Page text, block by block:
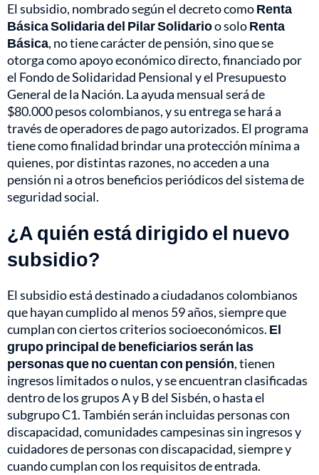
El subsidio, nombrado según el decreto comoRenta
Básica Solidaria del Pilar Solidarioo soloRenta
Básica, no tiene carácter de pensión, sino que se
otorga como apoyo económico directo, financiado por
el Fondo de Solidaridad Pensional y el Presupuesto
General de la Nación. La ayuda mensual será de
$80.000 pesos colombianos, y su entrega se hará a
través de operadores de pago autorizados. El programa
tiene como finalidad brindar una protección mínima a
quienes, por distintas razones, no acceden a una
pensión ni a otros beneficios periódicos del sistema de
seguridad social.
¿A quién está dirigido el nuevo
subsidio?
El subsidio está destinado a ciudadanos colombianos
que hayan cumplido al menos 59 años, siempre que
cumplan con ciertos criterios socioeconómicos. El
grupo principal de beneficiarios serán las
personas que no cuentan con pensión, tienen
ingresos limitados o nulos, y se encuentran clasificadas
dentro de los grupos A y B del Sisbén, o hasta el
subgrupo C1. También serán incluidas personas con
discapacidad, comunidades campesinas sin ingresos y
cuidadores de personas con discapacidad, siempre y
cuando cumplan con los requisitos de entrada.